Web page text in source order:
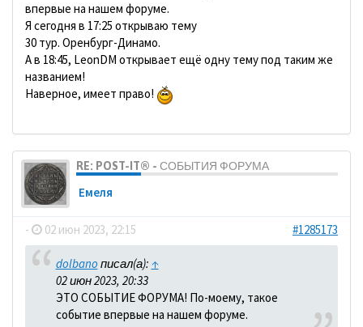
впервые на нашем форуме.
Я сегодня в 17:25 открываю тему
30 тур. Оренбург-Динамо.
А в 18:45, LeonDM открывает ещё одну тему под таким же
названием!
Наверное, имеет право!
RE: POST-IT® - СОБЫТИЯ ФОРУМА
Емеля
- 02 июн 2023, 22:15 #1285173
dolbano писал(а): ↑
02 июн 2023, 20:33
ЭТО СОБЫТИЕ ФОРУМА! По-моему, такое
событие впервые на нашем форуме.